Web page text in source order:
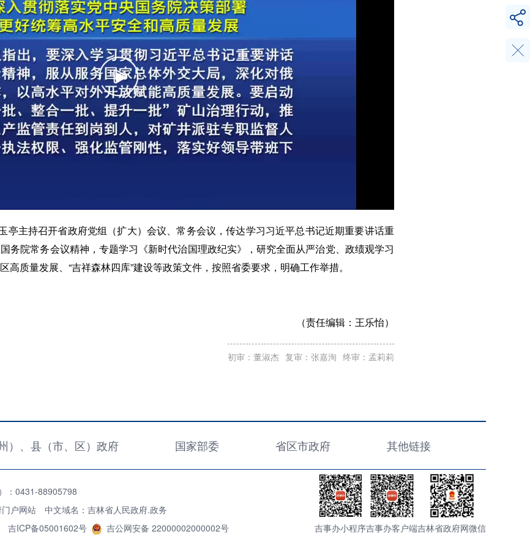
亭主持召开省政府党组（扩大）会议、常务会议，传达学习习近平总书记近期重要讲话重
务院常务会议精神，专题学习《新时代治国理政纪实》，研究全面从严治党、政绩观学习
质量发展、“吉祥森林四库”建设等政策文件，按照省委要求，明确工作举措。
（责任编辑： 王乐怡）
初审：董淑杰 复审：张嘉洵 终审：孟莉莉
）、县（市、区）政府 国家部委 省区市政府 其他链接
：0431-88905798
户网站 中文域名：吉林省人民政府.政务
吉ICP备05001602号 吉公网安备 22000002000002号 吉事办小程序吉事办客户端吉林省政府网微信